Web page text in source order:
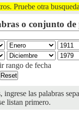
Pruebe otra
o conjunto de
rango de fecha
ingrese las palabras
listan primero.